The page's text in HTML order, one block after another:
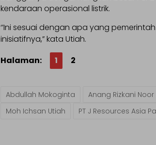
kendaraan operasional listrik.
‘’Ini sesuai dengan apa yang
inisiatifnya,” kata Utiah.
Halaman:
1 2
Abdullah Mokoginta Anang Rizkani Noor
Moh Ichsan Utiah
PT J Resources Asia